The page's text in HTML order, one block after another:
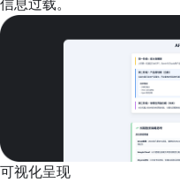
信息过载。
可视化呈现